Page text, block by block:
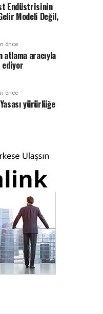
Endüstrisinin
Modeli Değil,
önce
aracıyla
önce
yürürlüğe